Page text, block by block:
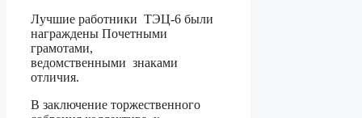
Лучшие работники ТЭЦ-6 были
награждены Почетными
грамотами,
ведомственными знаками
отличия.
В заключение торжественного